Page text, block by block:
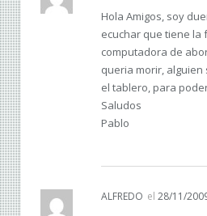
Hola Amigos, soy
ecuchar que tiene la
computadora de
queria morir,
el tablero, para
Saludos
Pablo
ALFREDO el 28/11/